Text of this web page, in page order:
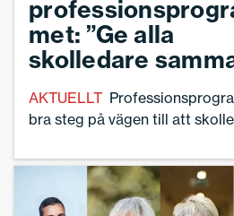
Skolledare. – Vi ska inte ses som en
gränskontroll, säger hon.
met: ”Ge alla
skolledare
AKTUELLT
bra steg på vägen till att
Sveriges Skolledares i sitt
Skolverkets redovisning av
professionsprogrammet.